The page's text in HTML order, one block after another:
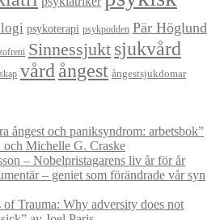
psykoterapi psykpodden Pär Höglund
Sinnessjukt sjukvård
vård ångest ångestsjukdomar
ångest och paniksyndrom: arbetsbok”
Michelle G. Craske
– Nobelpristagarens liv år för år
– geniet som förändrade vår syn
Trauma: Why adversity does not